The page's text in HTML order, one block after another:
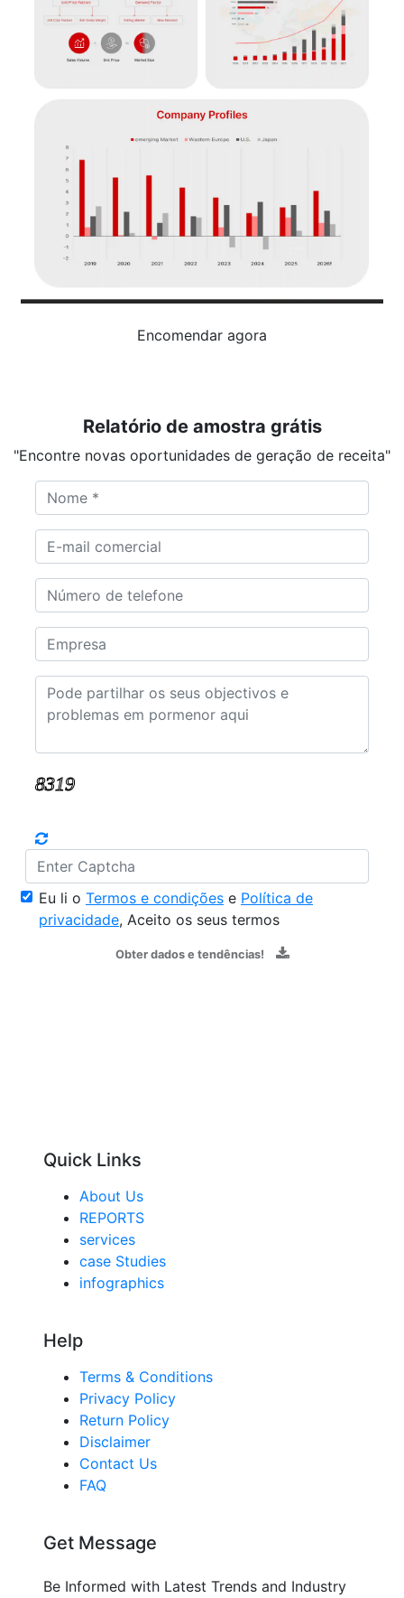
Encomendar agora
Relatório de amostra grátis
"Encontre novas oportunidades de geração de receita"
Eu li o Termos e condições e Política de
privacidade, Aceito os seus termos
Obter dados e tendências!
Quick Links
About Us
REPORTS
services
case Studies
infographics
Help
Terms & Conditions
Privacy Policy
Return Policy
Disclaimer
Contact Us
FAQ
Get Message
Be Informed with Latest Trends and Industry